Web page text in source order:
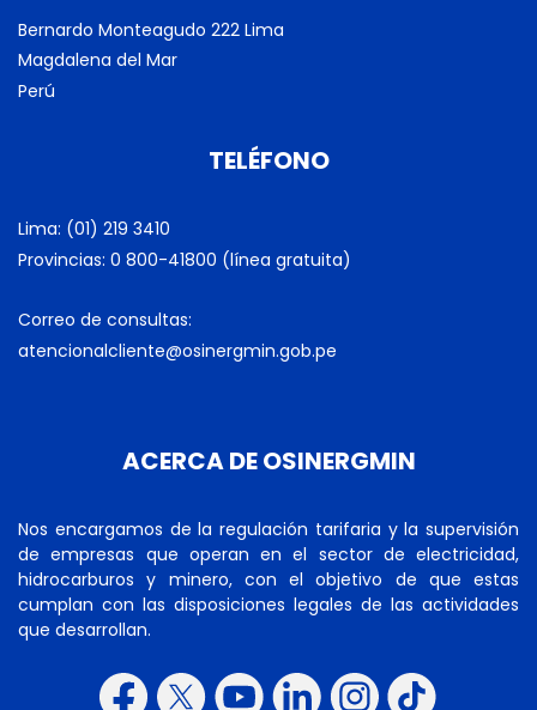
Bernardo Monteagudo 222 Lima
Magdalena del Mar
Perú
TELÉFONO
Lima: (01) 219 3410
Provincias: 0 800-41800 (línea gratuita)
Correo de consultas:
atencionalcliente@osinergmin.gob.pe
ACERCA DE OSINERGMIN
Nos encargamos de la regulación tarifaria y la supervisión
de empresas que operan en el sector de electricidad,
hidrocarburos y minero, con el objetivo de que estas
cumplan con las disposiciones legales de las actividades
que desarrollan.